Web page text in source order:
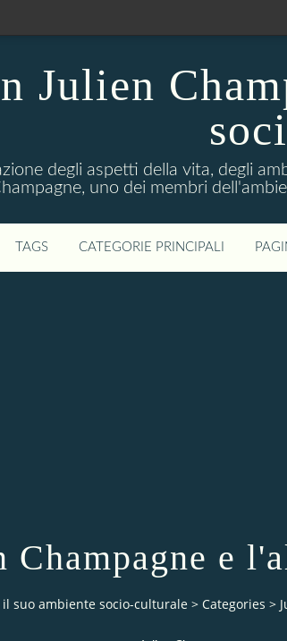
Julien
degli aspetti della vita, degli
uno dei membri
TAGS CATEGORIE PRINCIPALI
Champagne e
il suo ambiente socio-culturale > Categories >